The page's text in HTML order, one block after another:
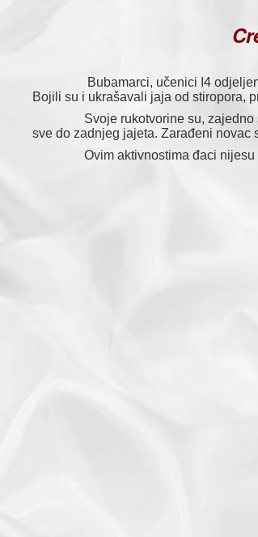
Bubamarci, učenici I4 odjeljenja,
Bojili su i ukrašavali jaja od stiropora,
Svoje rukotvorine su, zajedno sa
sve do zadnjeg jajeta. Zarađeni novac
Ovim aktivnostima đaci nijesu
Duda